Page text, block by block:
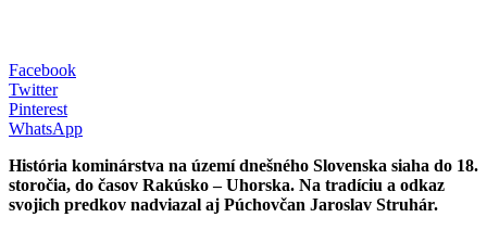
Facebook
Twitter
Pinterest
WhatsApp
História kominárstva na území dnešného Slovenska siaha do 18.
storočia, do časov Rakúsko – Uhorska. Na tradíciu a odkaz
svojich predkov nadviazal aj Púchovčan Jaroslav Struhár.